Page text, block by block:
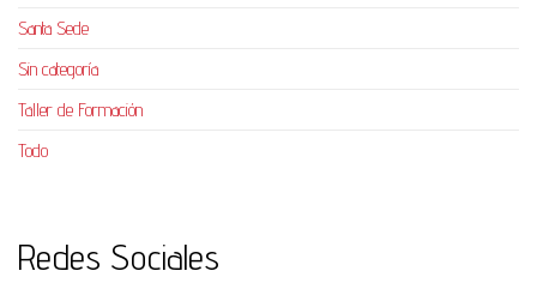
Santa Sede
Sin categoría
Taller de Formación
Todo
Redes Sociales